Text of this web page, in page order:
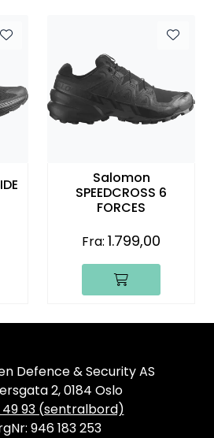
Salomon
SPEEDCROSS 6
FORCES
Fra: 1.799,00
Defence & Security AS
2, 0184 Oslo
49 93 (sentralbord)
946 183 253